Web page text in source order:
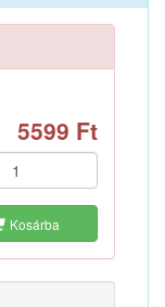
5599 Ft
Kosárba